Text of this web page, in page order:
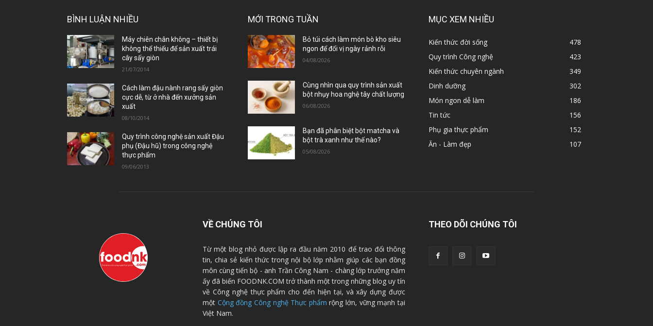
BÌNH LUẬN NHIỀU
Máy chiên chân không – thiết bị
không thể thiếu để sản xuất trái
cây sấy giòn
21/07/2014
Cách làm đậu nành rang sấy giòn
cực dễ, từ ở nhà đến xưởng sản
xuất
08/10/2014
Quy trình công nghệ sản xuất Đậu
phụ (Đậu hũ) trong công nghệ
thực phẩm
09/06/2013
MỚI TRONG TUẦN
Bỏ túi cách làm món bò kho siêu
ngon để đổi vị ngày rảnh rỗi
04/08/2026
Cùng nhìn qua quy trình sản xuất
bột nhụy hoa nghệ tây chất lượng
06/08/2026
Bạn đã phân biệt bột matcha và
bột trà xanh như thế nào?
05/08/2026
MỤC XEM NHIỀU
Kiến thức đời sống
478
Quy trình Công nghệ
423
Kiến thức chuyên ngành
349
Dinh dưỡng
302
Món ngon dễ làm
186
Tin tức
156
Phụ gia thực phẩm
152
Ăn - Làm đẹp
107
VỀ CHÚNG TÔI
Từ một blog nhỏ được lập ra đầu năm 2010 để trao đổi thông
tin, chia sẻ kiến thức trong nội bộ lớp nhằm giúp các bạn đồng
môn cùng tiến bộ - anh Trần Công Nam - chàng lớp trưởng năm
ấy đã biến FOODNK.COM trở thành một trong những blog uy tín
về Công nghệ thực phẩm cho đến hiện tại, và xây dựng được
một Cộng đồng Công nghệ Thực phẩm rộng lớn, vững mạnh tại
Việt Nam.
THEO DÕI CHÚNG TÔI